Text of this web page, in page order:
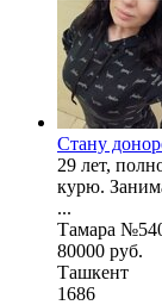
Стану
29 лет,
курю.
...
Тамара
80000 руб.
Ташкент
1686